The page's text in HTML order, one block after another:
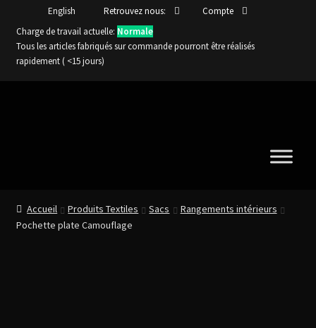
English Retrouvez nous:
Compte
Charge de travail actuelle: Normale
Tous les articles fabriqués sur commande pourront être réalisés
rapidement ( <15 jours)
Accueil Produits Textiles Sacs
Rangements intérieurs
Pochette plate Camouflage